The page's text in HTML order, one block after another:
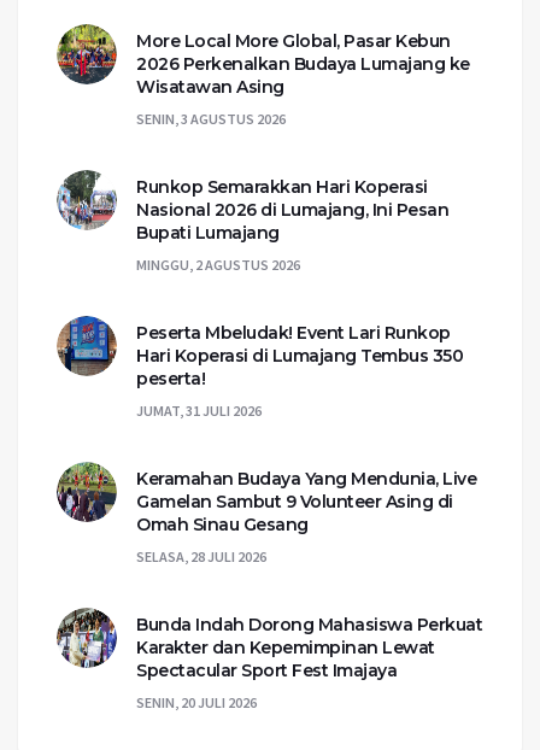
More Local More Global, Pasar Kebun
2026 Perkenalkan Budaya Lumajang ke
Wisatawan Asing
SENIN, 3 AGUSTUS 2026
Runkop Semarakkan Hari Koperasi
Nasional 2026 di Lumajang, Ini Pesan
Bupati Lumajang
MINGGU, 2 AGUSTUS 2026
Peserta Mbeludak! Event Lari Runkop
Hari Koperasi di Lumajang Tembus 350
peserta!
JUMAT, 31 JULI 2026
Keramahan Budaya Yang Mendunia, Live
Gamelan Sambut 9 Volunteer Asing di
Omah Sinau Gesang
SELASA, 28 JULI 2026
Bunda Indah Dorong Mahasiswa Perkuat
Karakter dan Kepemimpinan Lewat
Spectacular Sport Fest Imajaya
SENIN, 20 JULI 2026